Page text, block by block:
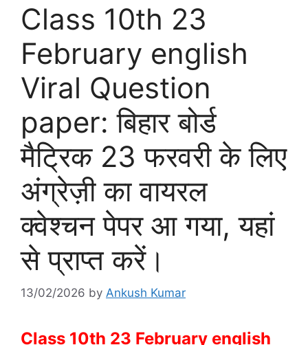
Class 10th 23
February english
Viral Question
paper: बिहार बोर्ड
मैट्रिक 23 फरवरी के लिए
अंग्रेज़ी का वायरल
क्वेश्चन पेपर आ गया, यहां
से प्राप्त करें।
13/02/2026 by Ankush Kumar
Class 10th 23 February english